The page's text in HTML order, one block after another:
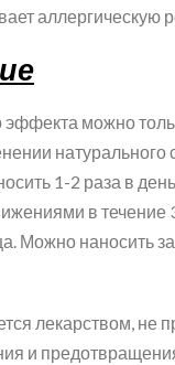
аллергическую
эффекта можно
натурального
1-2 раза в
в течение
Можно наносить
лекарством, не
и